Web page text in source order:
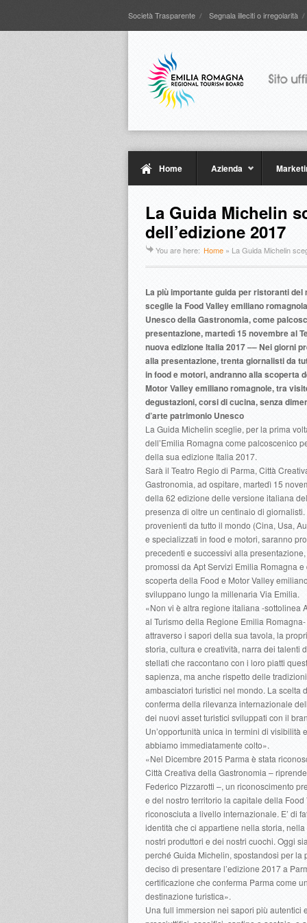
Società Trasparente Segnala illeciti o irregolarità
Home Azienda
La Guida Michelin
dell’edizione 2017
You are here: Home » La Guida Michelin
La più importante guida per ristoranti del
sceglie la Food Valley emiliano
Unesco della Gastronomia, come
presentazione, martedì 15 novembre al
nuova edizione Italia 2017 –– Nei giorni
alla presentazione, trenta giornalisti da
in food e motori, andranno alla scoperta
Motor Valley emiliano romagnole, tra
degustazioni, corsi di cucina, senza
d’arte patrimonio Unesco
La Guida Michelin sceglie, per la prima
dell’Emilia Romagna come palcoscenico
della sua edizione Italia 2017.
Sarà il Teatro Regio di Parma, Città
Gastronomia, ad ospitare, martedì 15
della 62 edizione delle versione italiana
presenza di oltre un centinaio di
provenienti da tutto il mondo (Cina, Usa,
e specializzati in food e motori, saranno
precedenti e successivi alla
promossi da Apt Servizi Emilia Romagna
scoperta della Food e Motor Valley
sviluppano lungo la millenaria Via Emilia.
«Non vi è altra regione italiana -sottolinea
al Turismo della Regione Emilia
attraverso i sapori della sua tavola, la
storia, cultura e creatività, narra dei talenti
stellati che raccontano con i loro piatti
sapienza, ma anche rispetto delle
ambasciatori turistici nel mondo. La scelta
conferma della rilevanza internazionale
dei nuovi asset turistici sviluppati con il
Un’opportunità unica in termini di visibilità
abbiamo immediatamente colto».
«Nel Dicembre 2015 Parma è stata
Città Creativa della Gastronomia –
Federico Pizzarotti –, un riconoscimento
e del nostro territorio la capitale della Food
riconosciuta a livello internazionale. E’ di
identità che ci appartiene nella storia,
nostri produttori e dei nostri cuochi. Oggi
perché Guida Michelin, spostandosi per la
deciso di presentare l’edizione 2017 a
certificazione che conferma Parma come
destinazione turistica».
Una full immersion nei sapori più autentici